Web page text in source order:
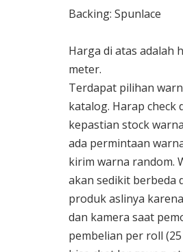
Backing: Spunlace
Harga di atas adalah
meter.
Terdapat pilihan
katalog. Harap check
kepastian stock
ada permintaan
kirim warna random.
akan sedikit berbeda
produk aslinya
dan kamera saat
pembelian per roll